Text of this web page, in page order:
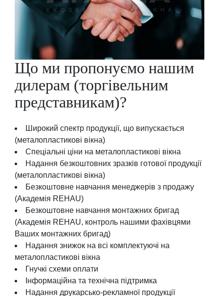
Що ми пропонуємо нашим
дилерам (торгівельним
представникам)?
Широкий спектр продукції, що випускається
(металопластикові вікна)
Спеціальні ціни на металопластикові вікна
Надання безкоштовних зразків готової продукції
(металопластикові вікна)
Безкоштовне навчання менеджерів з продажу
(Aкадемія REHAU)
Безкоштовне навчання монтажних бригад
(Aкадемія REHAU, контроль нашими фахівцями
Ваших монтажних бригад)
Надання знижок на всі комплектуючі на
металопластикові вікна
Гнучкі схеми оплати
Інформаційна та технічна підтримка
Надання друкарсько-рекламної продукції